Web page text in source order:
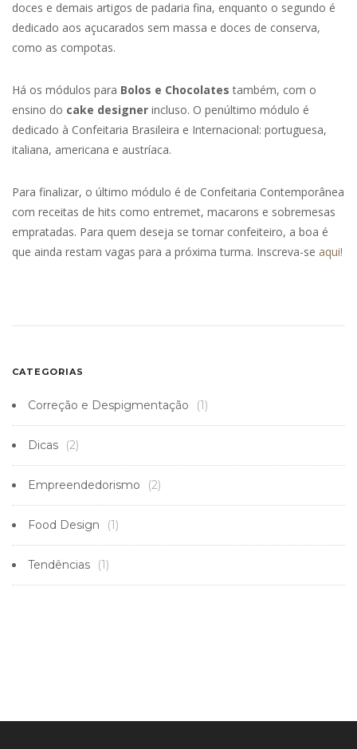
doces e demais artigos de padaria fina, enquanto o segundo é
dedicado aos açucarados sem massa e doces de conserva,
como as compotas.
Há os módulos para Bolos e Chocolates também, com o
ensino do cake designer incluso. O penúltimo módulo é
dedicado à Confeitaria Brasileira e Internacional: portuguesa,
italiana, americana e austríaca.
Para finalizar, o último módulo é de Confeitaria Contemporânea
com receitas de hits como entremet, macarons e sobremesas
empratadas. Para quem deseja se tornar confeiteiro, a boa é
que ainda restam vagas para a próxima turma. Inscreva-se aqui!
CATEGORIAS
Correção e Despigmentação (1)
Dicas (2)
Empreendedorismo (2)
Food Design (1)
Tendências (1)